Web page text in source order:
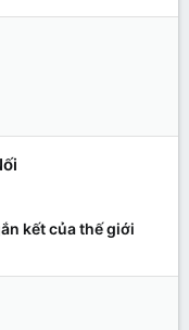
kết của thế giới